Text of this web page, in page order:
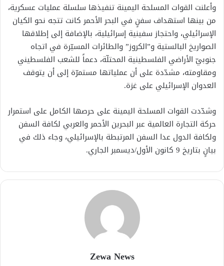
وأعلنت القوات المسلحة اليمينة تنفيذها سلسلة عمليات عسكرية،
من بينها استهداف سفنٍ في البحر الأحمر كانت تتجه نحو الكيان
الإسرائيلي، واحتجاز سفينية إسرائيلية، بالإضافة إلى إطلاقها
الصواريخ البالستية و”الكروز” والطائرات المسيّرة في اتجاه
جنوبيّ الأراضي الفلسطينية المحتلّة، دعماً للشعب الفلسطيني
ومقاومته، مشدّدة على أن عملياتها مستمرّة إلى أن يتوقف
العدوان الإسرائيلي على غزة.
وشدّدت القوات المسلحة اليمينة على حرصها الكامل على استمرار
حركة التجارة العالمية عبر البحرين الأحمر والعربي لكافة السفن
ولكافة الدول عدا السفن المرتبطة بالإسرائيلي، وجاء ذلك في
بيانٍ بتاريخ 9 كانون الأول/ديسمبر الجاري.
Zewa News